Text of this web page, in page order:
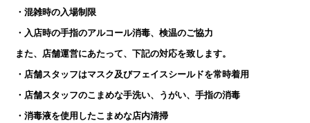
・混雑時の入場制限
・入店時の手指のアルコール消毒、検温のご協力
また、店舗運営にあたって、下記の対応を致します。
・店舗スタッフはマスク及びフェイスシールドを常時着用
・店舗スタッフのこまめな手洗い、うがい、手指の消毒
・消毒液を使用したこまめな店内清掃